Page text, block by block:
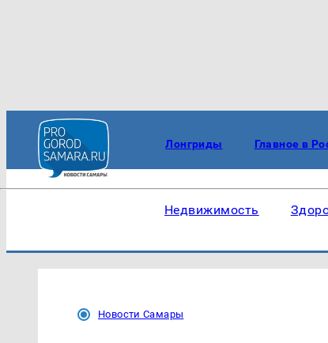
Лонгриды Главное в
Недвижимость
Новости Самары